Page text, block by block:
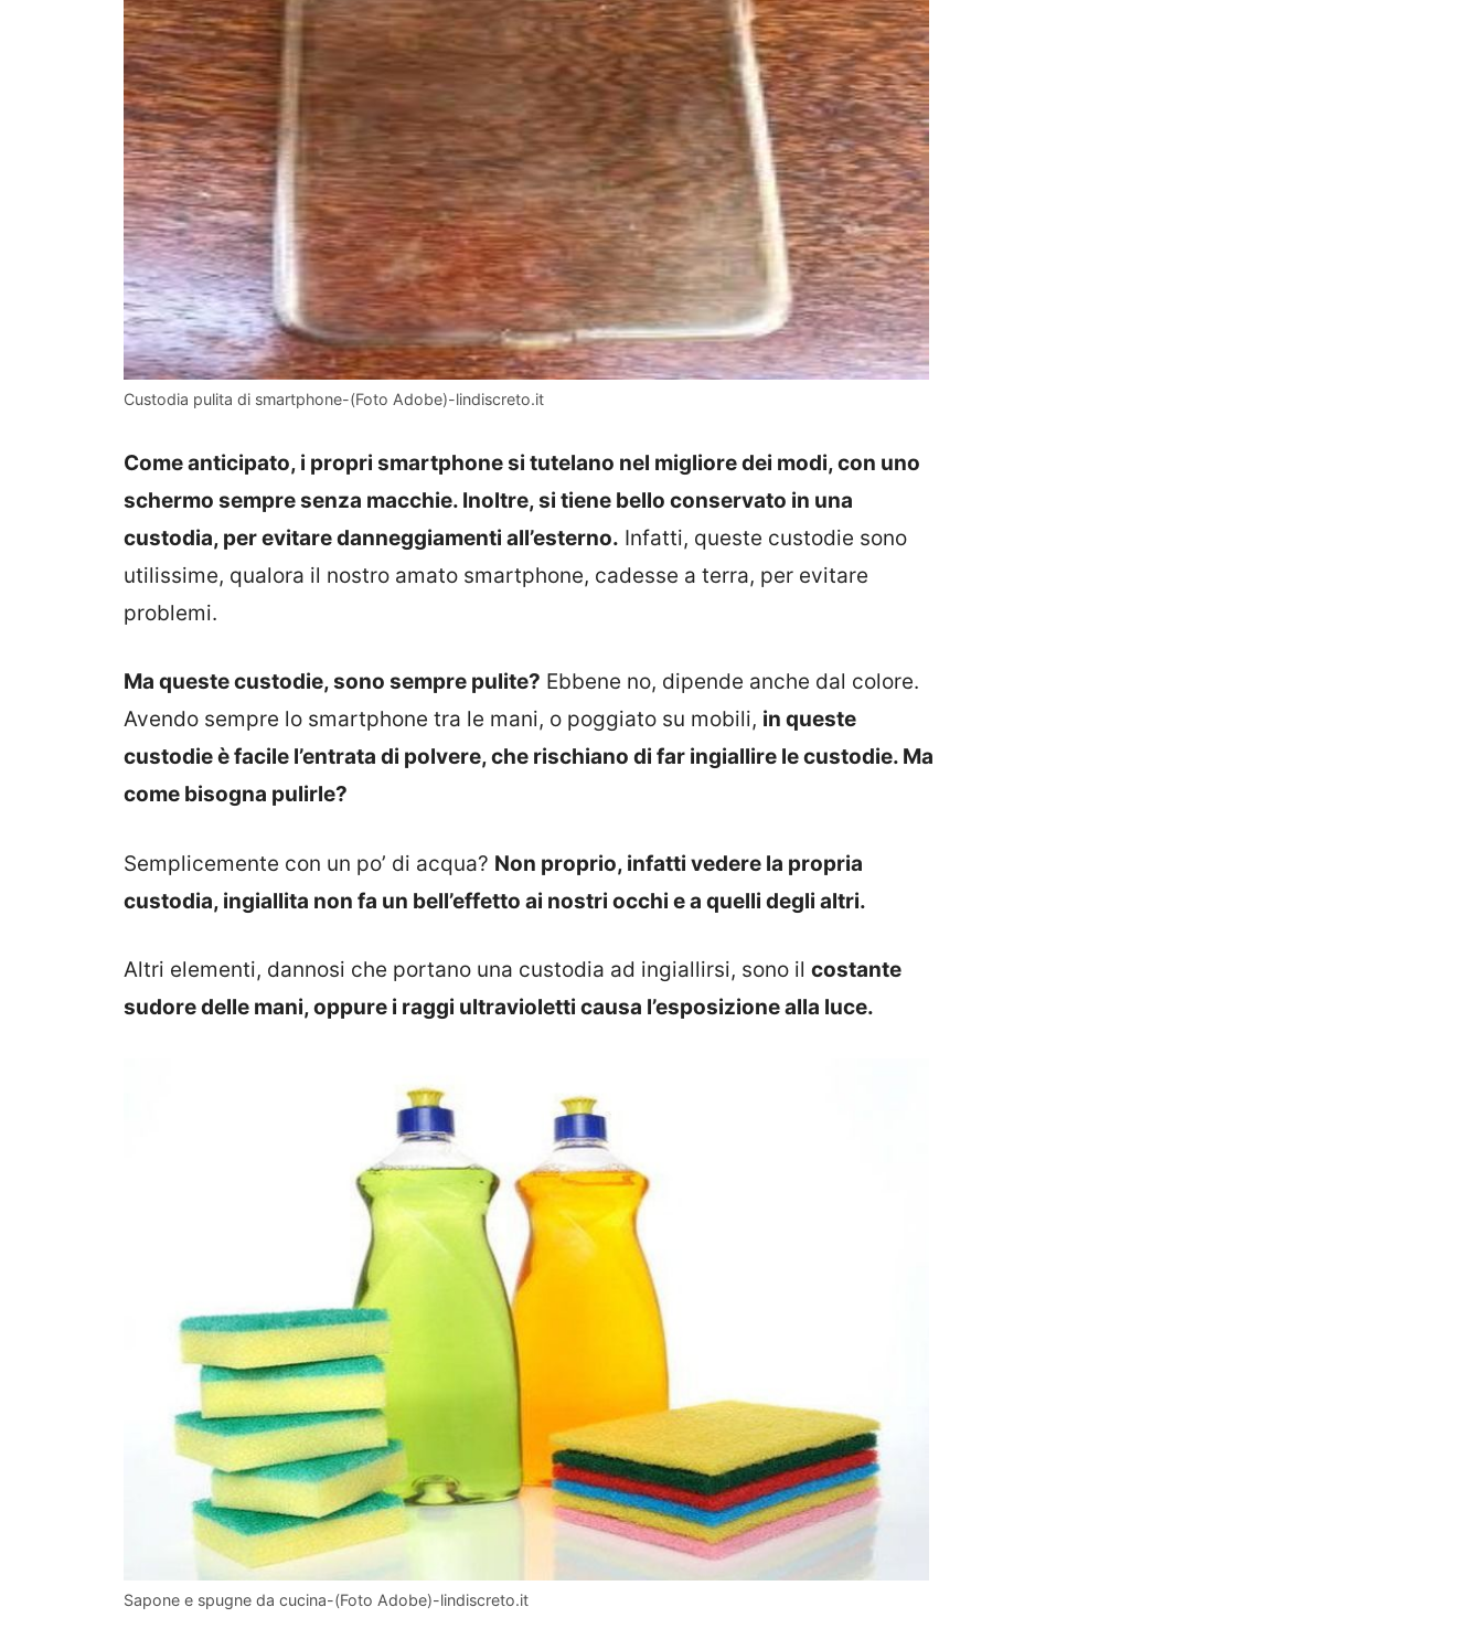
Custodia pulita di smartphone-(Foto Adobe)-lindiscreto.it
Come anticipato, i propri smartphone si tutelano nel migliore dei modi, con uno
schermo sempre senza macchie. Inoltre, si tiene bello conservato in una
custodia, per evitare danneggiamenti all’esterno. Infatti, queste custodie sono
utilissime, qualora il nostro amato smartphone, cadesse a terra, per evitare
problemi.
Ma queste custodie, sono sempre pulite? Ebbene no, dipende anche dal colore.
Avendo sempre lo smartphone tra le mani, o poggiato su mobili, in queste
custodie è facile l’entrata di polvere, che rischiano di far ingiallire le custodie. Ma
come bisogna pulirle?
Semplicemente con un po’ di acqua? Non proprio, infatti vedere la propria
custodia, ingiallita non fa un bell’effetto ai nostri occhi e a quelli degli altri.
Altri elementi, dannosi che portano una custodia ad ingiallirsi, sono il costante
sudore delle mani, oppure i raggi ultravioletti causa l’esposizione alla luce.
Sapone e spugne da cucina-(Foto Adobe)-lindiscreto.it